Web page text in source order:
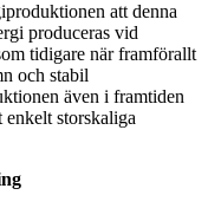
att denna
produceras vid
tidigare när framförallt
och stabil
även i framtiden
enkelt storskaliga